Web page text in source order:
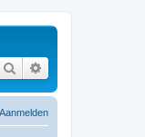
Zoek
Aanmelden